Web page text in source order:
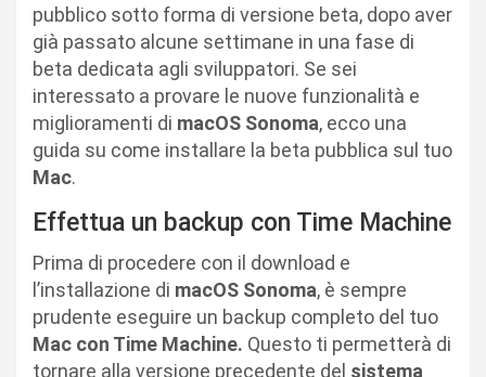
pubblico sotto forma di versione beta, dopo aver
già passato alcune settimane in una fase di
beta dedicata agli sviluppatori. Se sei
interessato a provare le nuove funzionalità e
miglioramenti di macOS Sonoma, ecco una
guida su come installare la beta pubblica sul tuo
Mac.
Effettua un backup con Time Machine
Prima di procedere con il download e
l’installazione di macOS Sonoma, è sempre
prudente eseguire un backup completo del tuo
Mac con Time Machine. Questo ti permetterà di
tornare alla versione precedente del sistema